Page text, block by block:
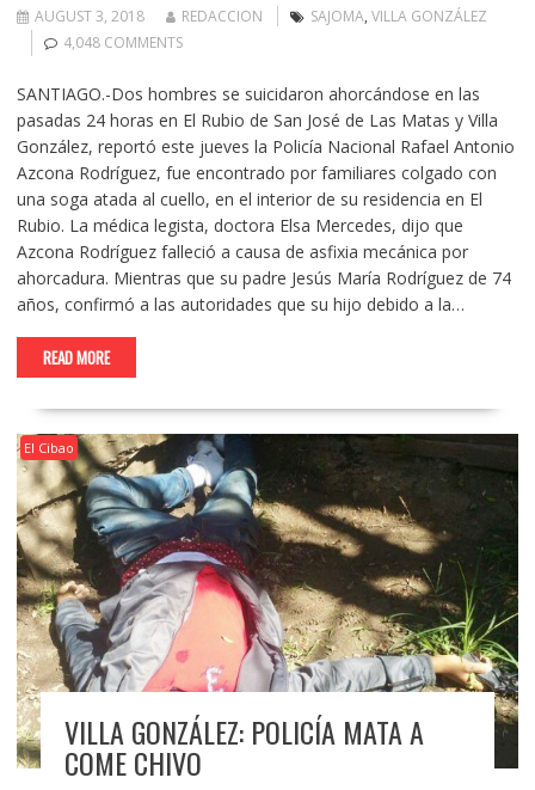
AUGUST 3, 2018 REDACCION SAJOMA, VILLA GONZÁLEZ
4,048 COMMENTS
SANTIAGO.-Dos hombres se suicidaron ahorcándose en las
pasadas 24 horas en El Rubio de San José de Las Matas y Villa
González, reportó este jueves la Policía Nacional Rafael Antonio
Azcona Rodríguez, fue encontrado por familiares colgado con
una soga atada al cuello, en el interior de su residencia en El
Rubio. La médica legista, doctora Elsa Mercedes, dijo que
Azcona Rodríguez falleció a causa de asfixia mecánica por
ahorcadura. Mientras que su padre Jesús María Rodríguez de 74
años, confirmó a las autoridades que su hijo debido a la…
READ MORE
El Cibao
VILLA GONZÁLEZ: POLICÍA MATA A
COME CHIVO